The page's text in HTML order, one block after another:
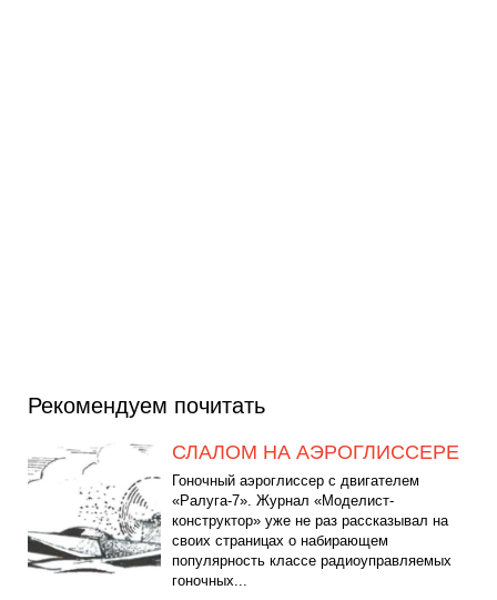
Рекомендуем почитать
СЛАЛОМ НА АЭРОГЛИССЕРЕ
Гоночный аэроглиссер с двигателем
«Ралуга-7». Журнал «Моделист-
конструктор» уже не раз рассказывал на
своих страницах о набирающем
популярность классе радиоуправляемых
гоночных...